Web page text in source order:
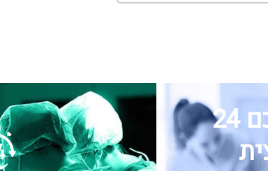
שירותי חירום זמינים עבורכם 24